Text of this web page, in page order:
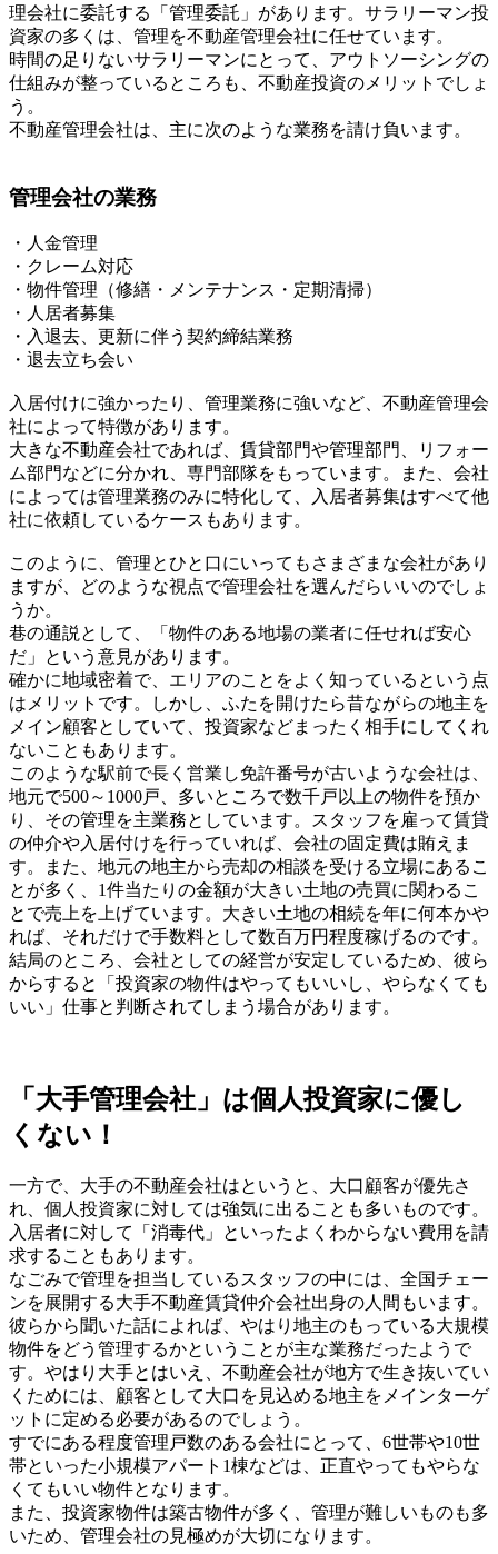
理会社に委託する「管理委託」があります。サラリーマン投
資家の多くは、管理を不動産管理会社に任せています。
時間の足りないサラリーマンにとって、アウトソーシングの
仕組みが整っているところも、不動産投資のメリットでしょ
う。
不動産管理会社は、主に次のような業務を請け負います。
管理会社の業務
・人金管理
・クレーム対応
・物件管理（修繕・メンテナンス・定期清掃）
・人居者募集
・入退去、更新に伴う契約締結業務
・退去立ち会い
入居付けに強かったり、管理業務に強いなど、不動産管理会
社によって特徴があります。
大きな不動産会社であれば、賃貸部門や管理部門、リフォー
ム部門などに分かれ、専門部隊をもっています。また、会社
によっては管理業務のみに特化して、入居者募集はすべて他
社に依頼しているケースもあります。
このように、管理とひと口にいってもさまざまな会社があり
ますが、どのような視点で管理会社を選んだらいいのでしょ
うか。
巷の通説として、「物件のある地場の業者に任せれば安心
だ」という意見があります。
確かに地域密着で、エリアのことをよく知っているという点
はメリットです。しかし、ふたを開けたら昔ながらの地主を
メイン顧客としていて、投資家などまったく相手にしてくれ
ないこともあります。
このような駅前で長く営業し免許番号が古いような会社は、
地元で500～1000戸、多いところで数千戸以上の物件を預か
り、その管理を主業務としています。スタッフを雇って賃貸
の仲介や入居付けを行っていれば、会社の固定費は賄えま
す。また、地元の地主から売却の相談を受ける立場にあるこ
とが多く、1件当たりの金額が大きい土地の売買に関わるこ
とで売上を上げています。大きい土地の相続を年に何本かや
れば、それだけで手数料として数百万円程度稼げるのです。
結局のところ、会社としての経営が安定しているため、彼ら
からすると「投資家の物件はやってもいいし、やらなくても
いい」仕事と判断されてしまう場合があります。
「大手管理会社」は個人投資家に優し
くない！
一方で、大手の不動産会社はというと、大口顧客が優先さ
れ、個人投資家に対しては強気に出ることも多いものです。
入居者に対して「消毒代」といったよくわからない費用を請
求することもあります。
なごみで管理を担当しているスタッフの中には、全国チェー
ンを展開する大手不動産賃貸仲介会社出身の人間もいます。
彼らから聞いた話によれば、やはり地主のもっている大規模
物件をどう管理するかということが主な業務だったようで
す。やはり大手とはいえ、不動産会社が地方で生き抜いてい
くためには、顧客として大口を見込める地主をメインターゲ
ットに定める必要があるのでしょう。
すでにある程度管理戸数のある会社にとって、6世帯や10世
帯といった小規模アパート1棟などは、正直やってもやらな
くてもいい物件となります。
また、投資家物件は築古物件が多く、管理が難しいものも多
いため、管理会社の見極めが大切になります。